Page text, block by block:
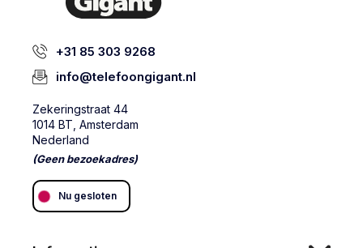
+31 85 303 9268
info@telefoongigant.nl
Zekeringstraat 44
1014 BT, Amsterdam
Nederland
(Geen bezoekadres)
Nu gesloten